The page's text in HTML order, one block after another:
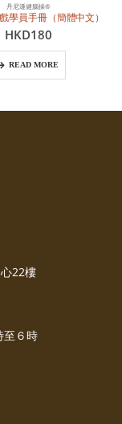
丹尼遜健腦操®
學員手冊（簡體中文）
HKD180
READ MORE
22樓
至６時